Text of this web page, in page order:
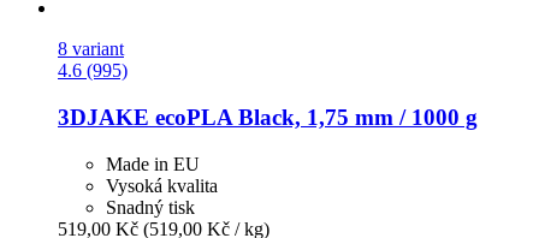
8 variant
4.6 (995)
3DJAKE ecoPLA Black, 1,75 mm / 1000 g
Made in EU
Vysoká kvalita
Snadný tisk
519,00 Kč (519,00 Kč / kg)